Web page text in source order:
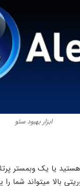
ابزار بهبود سئو
یا یک وبمستر
بالا میتواند شما